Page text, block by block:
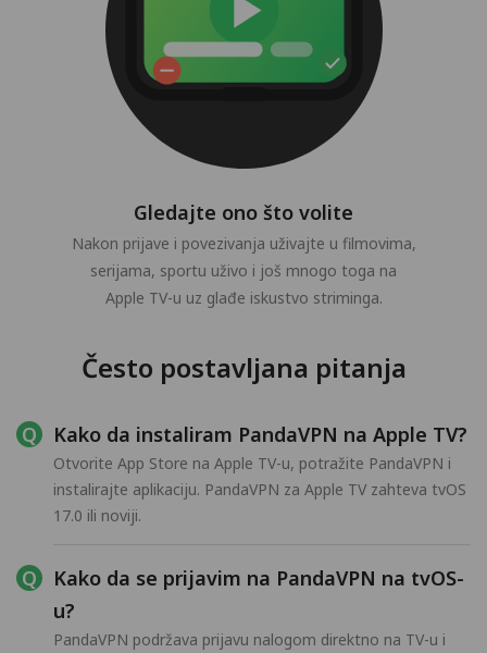
Gledajte ono što volite
Nakon prijave i povezivanja uživajte u filmovima,
serijama, sportu uživo i još mnogo toga na
Apple TV-u uz glađe iskustvo striminga.
Često postavljana pitanja
Kako da instaliram PandaVPN na Apple TV?
Otvorite App Store na Apple TV-u, potražite PandaVPN i
instalirajte aplikaciju. PandaVPN za Apple TV zahteva tvOS
17.0 ili noviji.
Kako da se prijavim na PandaVPN na tvOS-
u?
PandaVPN podržava prijavu nalogom direktno na TV-u i